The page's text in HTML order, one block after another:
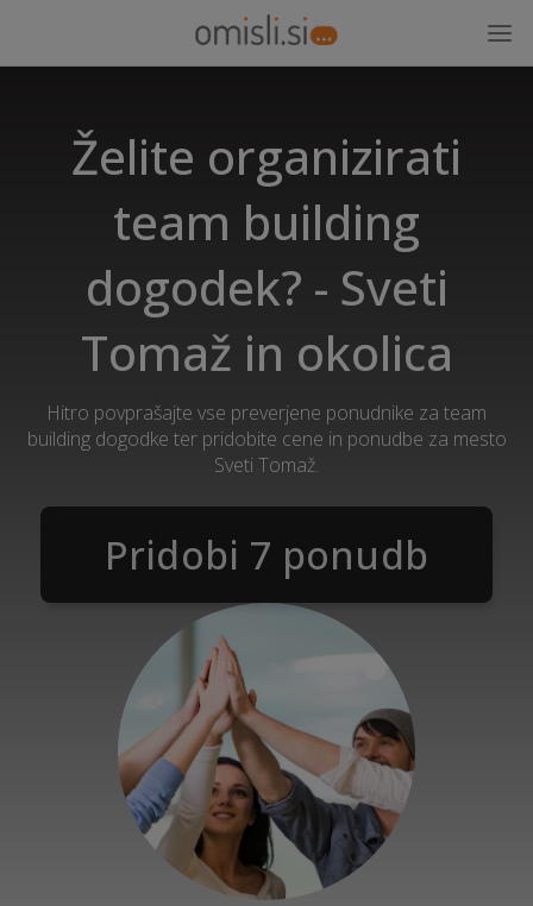
Želite organizirati
team building
dogodek? - Sveti
Tomaž in okolica
Hitro povprašajte vse preverjene ponudnike za team
building dogodke ter pridobite cene in ponudbe za mesto
Sveti Tomaž.
Pridobi 7 ponudb